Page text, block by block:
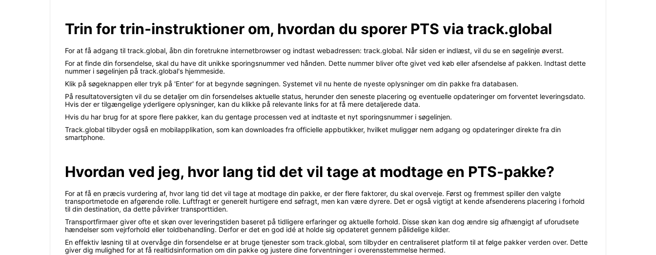
Trin for trin-instruktioner om, hvordan du sporer PTS via track.global
For at få adgang til track.global, åbn din foretrukne internetbrowser og indtast webadressen: track.global. Når siden er indlæst, vil du se en søgelinje øverst.
For at finde din forsendelse, skal du have dit unikke sporingsnummer ved hånden. Dette nummer bliver ofte givet ved køb eller afsendelse af pakken. Indtast dette
nummer i søgelinjen på track.global's hjemmeside.
Klik på søgeknappen eller tryk på 'Enter' for at begynde søgningen. Systemet vil nu hente de nyeste oplysninger om din pakke fra databasen.
På resultatoversigten vil du se detaljer om din forsendelses aktuelle status, herunder den seneste placering og eventuelle opdateringer om forventet leveringsdato.
Hvis der er tilgængelige yderligere oplysninger, kan du klikke på relevante links for at få mere detaljerede data.
Hvis du har brug for at spore flere pakker, kan du gentage processen ved at indtaste et nyt sporingsnummer i søgelinjen.
Track.global tilbyder også en mobilapplikation, som kan downloades fra officielle appbutikker, hvilket muliggør nem adgang og opdateringer direkte fra din
smartphone.
Hvordan ved jeg, hvor lang tid det vil tage at modtage en PTS-pakke?
For at få en præcis vurdering af, hvor lang tid det vil tage at modtage din pakke, er der flere faktorer, du skal overveje. Først og fremmest spiller den valgte
transportmetode en afgørende rolle. Luftfragt er generelt hurtigere end søfragt, men kan være dyrere. Det er også vigtigt at kende afsenderens placering i forhold
til din destination, da dette påvirker transporttiden.
Transportfirmaer giver ofte et skøn over leveringstiden baseret på tidligere erfaringer og aktuelle forhold. Disse skøn kan dog ændre sig afhængigt af uforudsete
hændelser som vejrforhold eller toldbehandling. Derfor er det en god idé at holde sig opdateret gennem pålidelige kilder.
En effektiv løsning til at overvåge din forsendelse er at bruge tjenester som track.global, som tilbyder en centraliseret platform til at følge pakker verden over. Dette
giver dig mulighed for at få realtidsinformation om din pakke og justere dine forventninger i overensstemmelse hermed.